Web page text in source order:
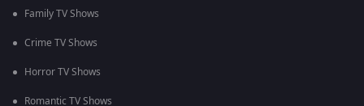
Family TV Shows
Crime TV Shows
Horror TV Shows
Romantic TV Shows